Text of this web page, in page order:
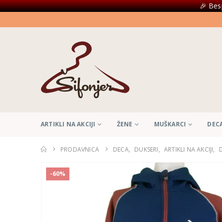
🎉
ARTIKLI NA AKCIJI ŽENE MUŠKARCI
PRODAVNICA DECA, DUKSERI, ARTIKLI NA AKCIJI,
-60%